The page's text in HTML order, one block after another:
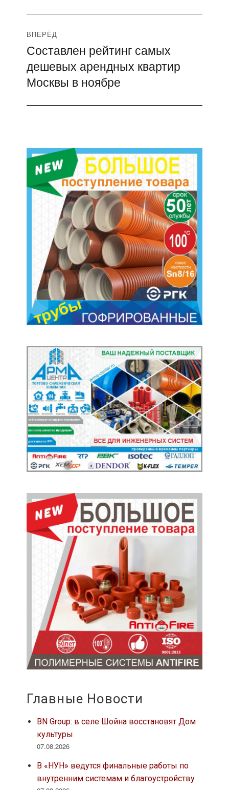
ВПЕРЁД
Следующая
запись:
Составлен рейтинг самых
дешевых арендных квартир
Москвы в ноябре
Главные Новости
BN Group: в селе Шойна восстановят Дом
культуры
07.08.2026
В «НУН» ведутся финальные работы по
внутренним системам и благоустройству